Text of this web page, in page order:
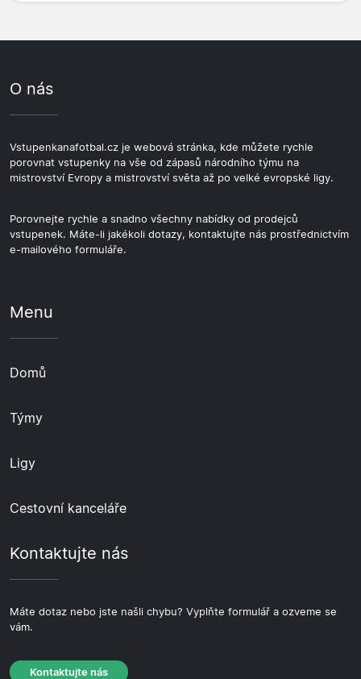
O nás
Vstupenkanafotbal.cz je webová stránka, kde můžete rychle
porovnat vstupenky na vše od zápasů národního týmu na
mistrovství Evropy a mistrovství světa až po velké evropské ligy.
Porovnejte rychle a snadno všechny nabídky od prodejců
vstupenek. Máte-li jakékoli dotazy, kontaktujte nás prostřednictvím
e-mailového formuláře.
Menu
Domů
Týmy
Ligy
Cestovní kanceláře
Kontaktujte nás
Máte dotaz nebo jste našli chybu? Vyplňte formulář a ozveme se
vám.
Kontaktujte nás